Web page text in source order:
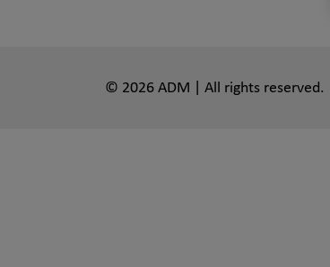
© 2026 ADM | All rights reserved.